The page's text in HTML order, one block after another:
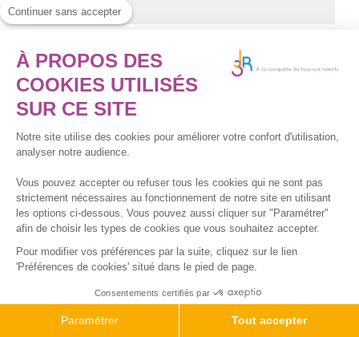
Consultez notre offre
de formation
Continuer sans accepter
À PROPOS DES
COOKIES UTILISÉS
SUR CE SITE
Notre site utilise des cookies pour améliorer votre confort d'utilisation,
analyser notre audience.
Vous pouvez accepter ou refuser tous les cookies qui ne sont pas
strictement nécessaires au fonctionnement de notre site en utilisant
les options ci-dessous. Vous pouvez aussi cliquer sur "Paramétrer"
afin de choisir les types de cookies que vous souhaitez accepter.
Pour modifier vos préférences par la suite, cliquez sur le lien
'Préférences de cookies' situé dans le pied de page.
Consentements certifiés par
Paramétrer Tout accepter